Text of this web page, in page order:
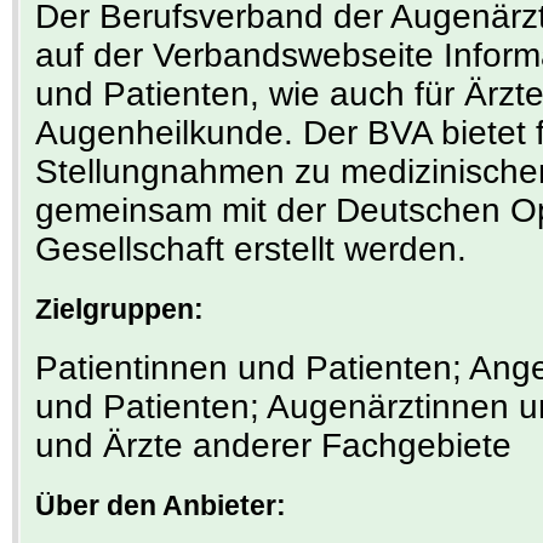
Der Berufsverband der
auf der Verbandswebseite
und Patienten, wie auch für
Augenheilkunde. Der BVA bietet
Stellungnahmen zu
gemeinsam mit der Deutschen
Gesellschaft erstellt werden.
Zielgruppen:
Patientinnen und Patienten;
und Patienten; Augenärztinnen
und Ärzte anderer Fachgebiete
Über den Anbieter: